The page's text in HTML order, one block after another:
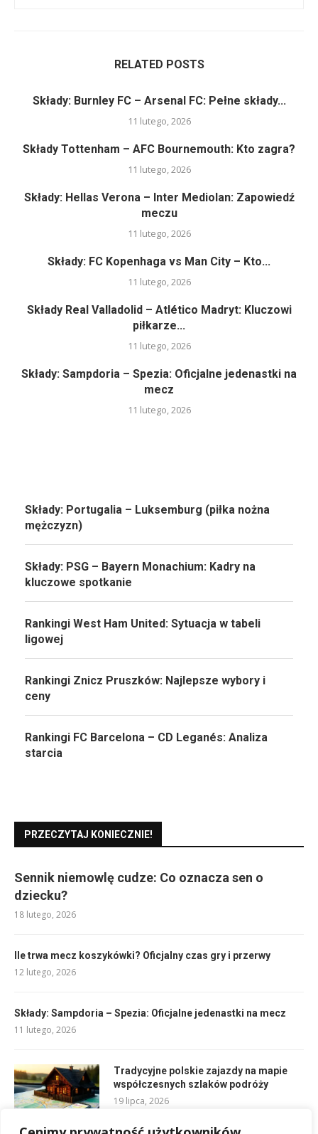
RELATED POSTS
Składy: Burnley FC – Arsenal FC: Pełne składy...
11 lutego, 2026
Składy Tottenham – AFC Bournemouth: Kto zagra?
11 lutego, 2026
Składy: Hellas Verona – Inter Mediolan: Zapowiedź
meczu
11 lutego, 2026
Składy: FC Kopenhaga vs Man City – Kto...
11 lutego, 2026
Składy Real Valladolid – Atlético Madryt: Kluczowi
piłkarze...
11 lutego, 2026
Składy: Sampdoria – Spezia: Oficjalne jedenastki na
mecz
11 lutego, 2026
Składy: Portugalia – Luksemburg (piłka nożna
mężczyzn)
Składy: PSG – Bayern Monachium: Kadry na
kluczowe spotkanie
Rankingi West Ham United: Sytuacja w tabeli
ligowej
Rankingi Znicz Pruszków: Najlepsze wybory i
ceny
Rankingi FC Barcelona – CD Leganés: Analiza
starcia
PRZECZYTAJ KONIECZNIE!
Sennik niemowlę cudze: Co oznacza sen o
dziecku?
18 lutego, 2026
Ile trwa mecz koszykówki? Oficjalny czas gry i przerwy
12 lutego, 2026
Składy: Sampdoria – Spezia: Oficjalne jedenastki na mecz
11 lutego, 2026
Tradycyjne polskie zajazdy na mapie
współczesnych szlaków podróży
19 lipca, 2026